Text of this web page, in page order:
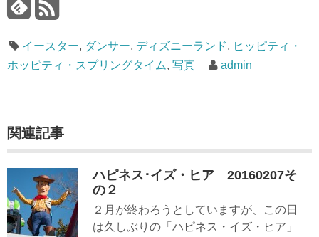
イースター, ダンサー, ディズニーランド, ヒッピティ・
ホッピティ・スプリングタイム, 写真 admin
関連記事
ハピネス･イズ・ヒア 20160207そ
の２
２月が終わろうとしていますが、この日
は久しぶりの「ハピネス・イズ・ヒア」